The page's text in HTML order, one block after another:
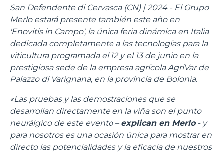
San Defendente di Cervasca (CN) | 2024 - El Grupo
Merlo estará presente también este año en
'Enovitis in Campo', la única feria dinámica en Italia
dedicada completamente a las tecnologías para la
viticultura programada el 12 y el 13 de junio en la
prestigiosa sede de la empresa agrícola AgriVar de
Palazzo di Varignana, en la provincia de Bolonia.
«Las pruebas y las demostraciones que se
desarrollan directamente en la viña son el punto
neurálgico de este evento – explican en Merlo- y
para nosotros es una ocasión única para mostrar en
directo las potencialidades y la eficacia de nuestros